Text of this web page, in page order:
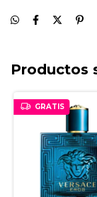
Productos
GRATIS